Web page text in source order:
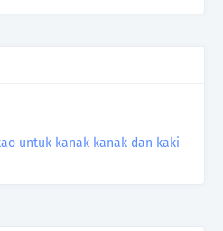
untuk kanak kanak dan kaki